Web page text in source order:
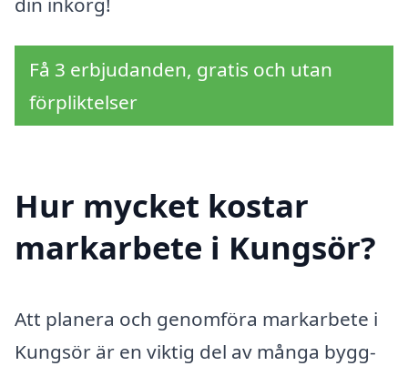
Få 3 erbjudanden, gratis och utan
förpliktelser
Hur mycket kostar
markarbete i Kungsör?
Att planera och genomföra markarbete i
Kungsör är en viktig del av många bygg-